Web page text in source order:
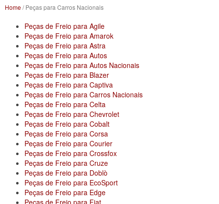
Home/ Peças para Carros Nacionais
Peças de Freio para Agile
Peças de Freio para Amarok
Peças de Freio para Astra
Peças de Freio para Autos
Peças de Freio para Autos Nacionais
Peças de Freio para Blazer
Peças de Freio para Captiva
Peças de Freio para Carros Nacionais
Peças de Freio para Celta
Peças de Freio para Chevrolet
Peças de Freio para Cobalt
Peças de Freio para Corsa
Peças de Freio para Courier
Peças de Freio para Crossfox
Peças de Freio para Cruze
Peças de Freio para Doblò
Peças de Freio para EcoSport
Peças de Freio para Edge
Peças de Freio para Fiat